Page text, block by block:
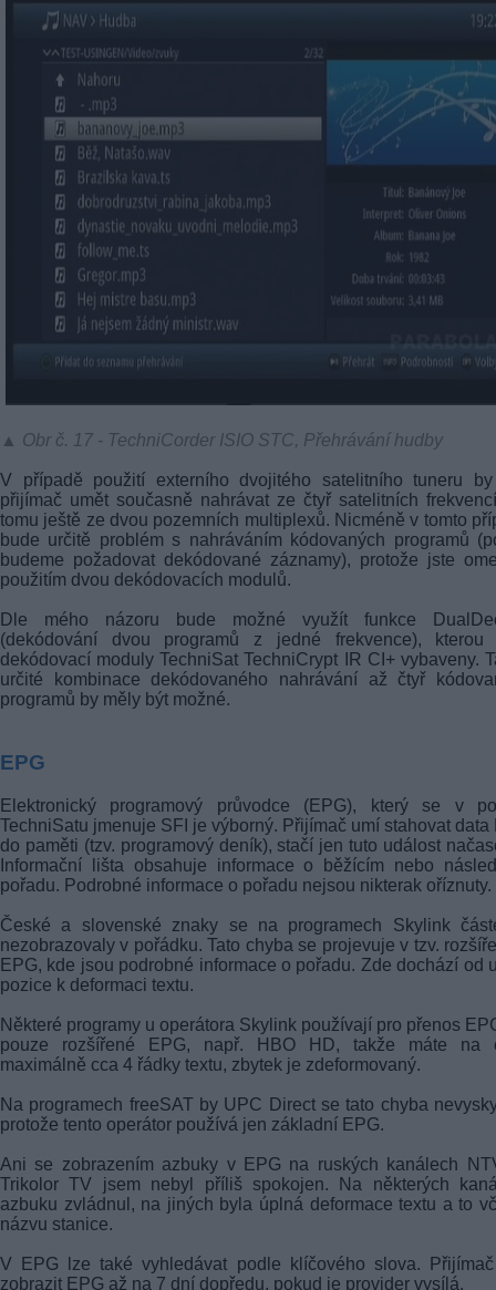
▲ Obr č. 17 - TechniCorder ISIO STC, Přehrávání hudby
V případě použití externího dvojitého satelitního tuneru
přijímač umět současně nahrávat ze čtyř satelitních
tomu ještě ze dvou pozemních multiplexů. Nicméně v tomto
bude určitě problém s nahráváním kódovaných programů
budeme požadovat dekódované záznamy), protože jste
použitím dvou dekódovacích modulů.
Dle mého názoru bude možné využít funkce
(dekódování dvou programů z jedné frekvence), kterou
dekódovací moduly TechniSat TechniCrypt IR CI+ vybaveny.
určité kombinace dekódovaného nahrávání až čtyř
programů by měly být možné.
EPG
Elektronický programový průvodce (EPG), který se v
TechniSatu jmenuje SFI je výborný. Přijímač umí stahovat data
do paměti (tzv. programový deník), stačí jen tuto událost
Informační lišta obsahuje informace o běžícím nebo
pořadu. Podrobné informace o pořadu nejsou nikterak oříznuty.
České a slovenské znaky se na programech Skylink
nezobrazovaly v pořádku. Tato chyba se projevuje v tzv.
EPG, kde jsou podrobné informace o pořadu. Zde dochází od
pozice k deformaci textu.
Některé programy u operátora Skylink používají pro přenos
pouze rozšířené EPG, např. HBO HD, takže máte na
maximálně cca 4 řádky textu, zbytek je zdeformovaný.
Na programech freeSAT by UPC Direct se tato chyba
protože tento operátor používá jen základní EPG.
Ani se zobrazením azbuky v EPG na ruských kanálech
Trikolor TV jsem nebyl příliš spokojen. Na některých
azbuku zvládnul, na jiných byla úplná deformace textu a to
názvu stanice.
V EPG lze také vyhledávat podle klíčového slova.
zobrazit EPG až na 7 dní dopředu, pokud je provider vysílá.